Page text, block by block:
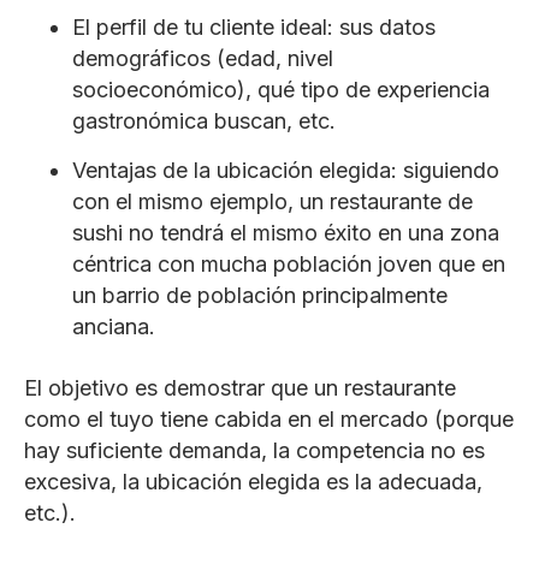
El perfil de tu cliente ideal: sus datos
demográficos (edad, nivel
socioeconómico), qué tipo de experiencia
gastronómica buscan, etc.
Ventajas de la ubicación elegida: siguiendo
con el mismo ejemplo, un restaurante de
sushi no tendrá el mismo éxito en una zona
céntrica con mucha población joven que en
un barrio de población principalmente
anciana.
El objetivo es demostrar que un restaurante
como el tuyo tiene cabida en el mercado (porque
hay suficiente demanda, la competencia no es
excesiva, la ubicación elegida es la adecuada,
etc.).